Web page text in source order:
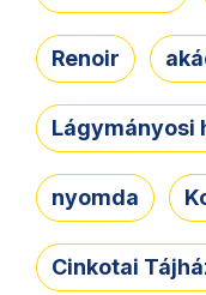
Renoir
Lágymányosi
nyomda
Cinkotai